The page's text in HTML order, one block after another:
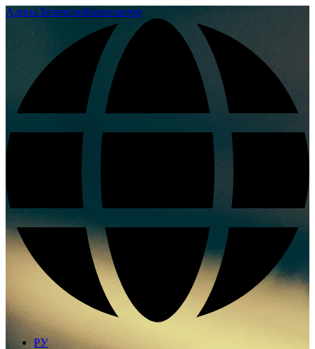
Алина БезенсонКомпозитор
РУ